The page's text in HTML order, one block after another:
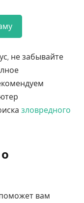
не забывайте
зловредного
вам